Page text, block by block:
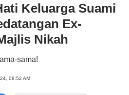
Keluarga Suami
Ex-
Nikah
sama!
08:52 AM